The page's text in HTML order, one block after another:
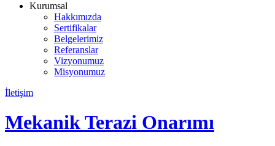
Kurumsal
Hakkımızda
Sertifikalar
Belgelerimiz
Referanslar
Vizyonumuz
Misyonumuz
İletişim
Mekanik Terazi Onarımı